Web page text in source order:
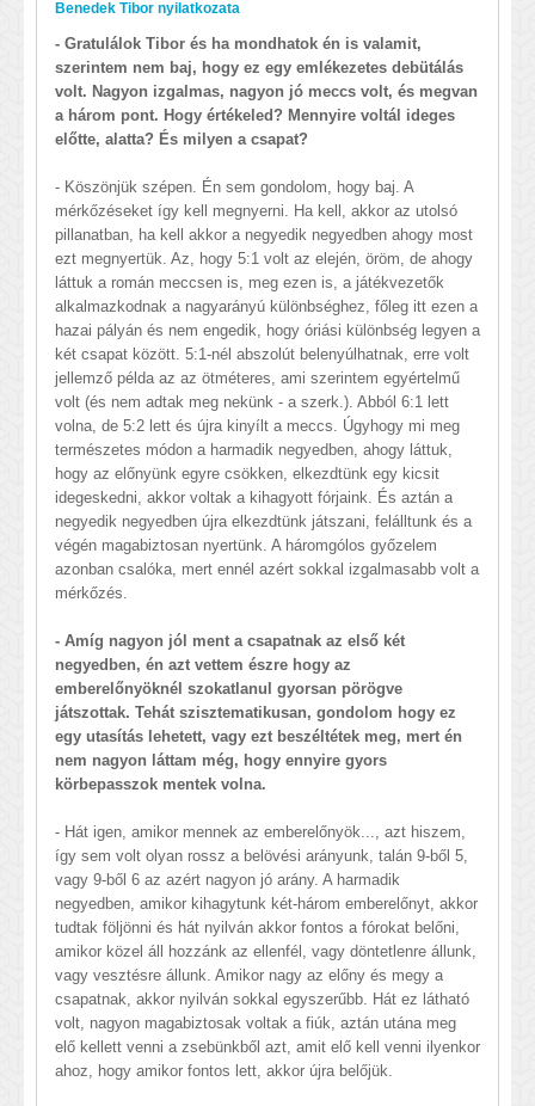
Benedek Tibor nyilatkozata
- Gratulálok Tibor és ha mondhatok én is valamit,
szerintem nem baj, hogy ez egy emlékezetes debütálás
volt. Nagyon izgalmas, nagyon jó meccs volt, és megvan
a három pont. Hogy értékeled? Mennyire voltál ideges
előtte, alatta? És milyen a csapat?
- Köszönjük szépen. Én sem gondolom, hogy baj. A
mérkőzéseket így kell megnyerni. Ha kell, akkor az utolsó
pillanatban, ha kell akkor a negyedik negyedben ahogy most
ezt megnyertük. Az, hogy 5:1 volt az elején, öröm, de ahogy
láttuk a román meccsen is, meg ezen is, a játékvezetők
alkalmazkodnak a nagyarányú különbséghez, főleg itt ezen a
hazai pályán és nem engedik, hogy óriási különbség legyen a
két csapat között. 5:1-nél abszolút belenyúlhatnak, erre volt
jellemző példa az az ötméteres, ami szerintem egyértelmű
volt (és nem adtak meg nekünk - a szerk.). Abból 6:1 lett
volna, de 5:2 lett és újra kinyílt a meccs. Úgyhogy mi meg
természetes módon a harmadik negyedben, ahogy láttuk,
hogy az előnyünk egyre csökken, elkezdtünk egy kicsit
idegeskedni, akkor voltak a kihagyott fórjaink. És aztán a
negyedik negyedben újra elkezdtünk játszani, felálltunk és a
végén magabiztosan nyertünk. A háromgólos győzelem
azonban csalóka, mert ennél azért sokkal izgalmasabb volt a
mérkőzés.
- Amíg nagyon jól ment a csapatnak az első két
negyedben, én azt vettem észre hogy az
emberelőnyöknél szokatlanul gyorsan pörögve
játszottak. Tehát szisztematikusan, gondolom hogy ez
egy utasítás lehetett, vagy ezt beszéltétek meg, mert én
nem nagyon láttam még, hogy ennyire gyors
körbepasszok mentek volna.
- Hát igen, amikor mennek az emberelőnyök..., azt hiszem,
így sem volt olyan rossz a belövési arányunk, talán 9-ből 5,
vagy 9-ből 6 az azért nagyon jó arány. A harmadik
negyedben, amikor kihagytunk két-három emberelőnyt, akkor
tudtak följönni és hát nyilván akkor fontos a fórokat belőni,
amikor közel áll hozzánk az ellenfél, vagy döntetlenre állunk,
vagy vesztésre állunk. Amikor nagy az előny és megy a
csapatnak, akkor nyilván sokkal egyszerűbb. Hát ez látható
volt, nagyon magabiztosak voltak a fiúk, aztán utána meg
elő kellett venni a zsebünkből azt, amit elő kell venni ilyenkor
ahoz, hogy amikor fontos lett, akkor újra belőjük.